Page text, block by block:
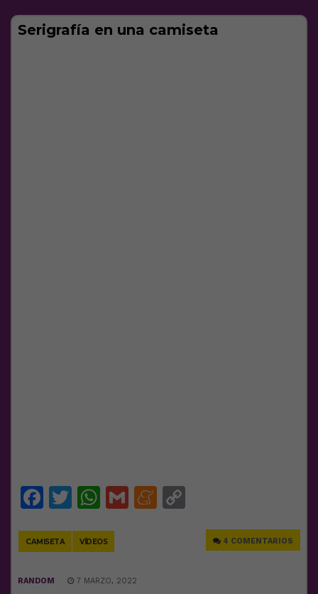
Serigrafía en una camiseta
Facebook
Twitter
WhatsApp
GmailMeneame
CAMISETA VÍDEOS 4 COMENTARIOS
RANDOM 7 MARZO, 2022